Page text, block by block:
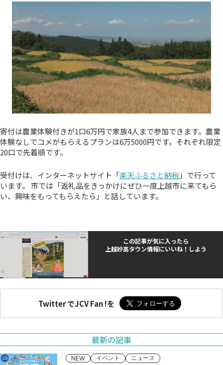
寄付は農業体験付きが1口6万円で家族4人まで参加できます。農業
体験なしでコメがもらえるプランは6万5000円です。それぞれ限定
20口で先着順です。
受付けは、インターネットサイト「楽天ふるさと納税 」で行って
います。 市では「返礼品をきっかけにぜひ一度上越市に来てもら
い、興味をもってもらえたら」と話しています。
この記事が気に入ったら
上越妙高タウン情報にいいね！しよう
Twitter でJCV Fan !を
最新の記事
NEW イベント ニュース